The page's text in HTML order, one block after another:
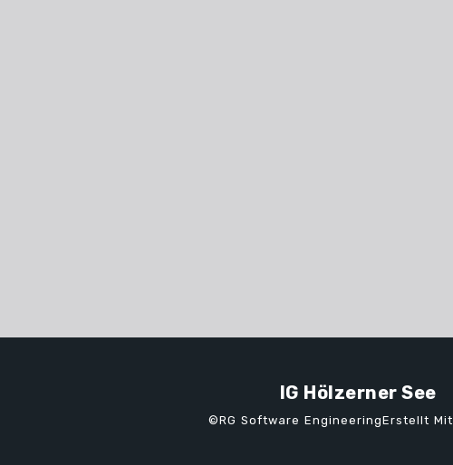
IG Hölzerner See
©RG Software EngineeringErstellt Mit